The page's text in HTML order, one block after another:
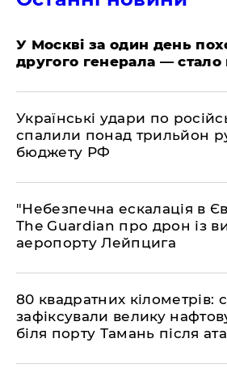
​У Москві за один день
другого генерала — стало
​Українські удари по
спалили понад трильйон
бюджету РФ
​"Небезпечна ескалація в
The Guardian про дрон із
аеропорту Лейпцига
​80 квадратних кілометрів:
зафіксували велику
біля порту Тамань після